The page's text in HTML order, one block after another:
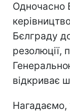
Одночасно
Бєлграду
резолюції,
відкриває
Нагадаємо,